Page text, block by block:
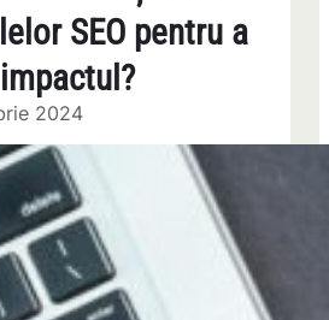
SEO pentru a
2024